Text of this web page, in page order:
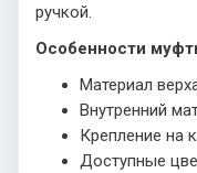
ручкой.
Особенности
Материал
Внутренний
Крепление на
Доступные